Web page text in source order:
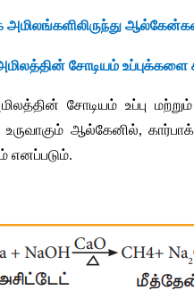
அமிலங்களிலிருந்து
சோடியம் உப்புக்களை
சோடியம் உப்பு மற்றும்
உருவாகும் ஆல்கேனில்,
எனப்படும்.